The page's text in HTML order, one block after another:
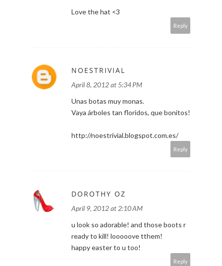
Love the hat <3
Reply
NOESTRIVIAL
April 8, 2012 at 5:34 PM
Unas botas muy monas.
Vaya árboles tan floridos, que bonitos!
http://noestrivial.blogspot.com.es/
Reply
DOROTHY OZ
April 9, 2012 at 2:10 AM
u look so adorable! and those boots r
ready to kill! looooove tthem!
happy easter to u too!
Reply